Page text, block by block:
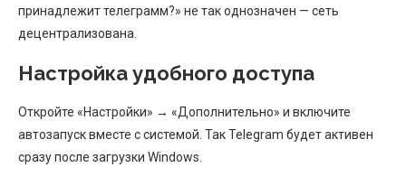
принадлежит телеграмм?» не так однозначен — сеть
децентрализована.
Настройка удобного доступа
Откройте «Настройки» → «Дополнительно» и включите
автозапуск вместе с системой. Так Telegram будет активен
сразу после загрузки Windows.